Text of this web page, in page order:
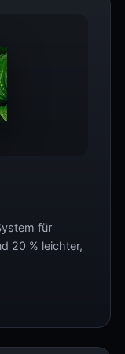
für
20 % leichter,